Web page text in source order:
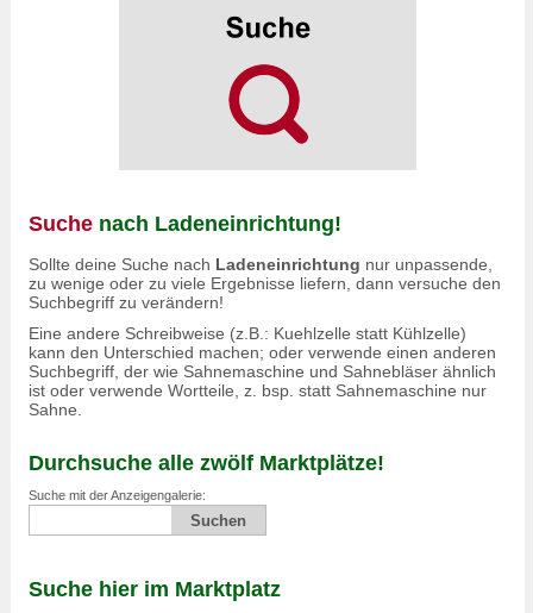
Suche nach Ladeneinrichtung!
Sollte deine Suche nach Ladeneinrichtung nur unpassende,
zu wenige oder zu viele Ergebnisse liefern, dann versuche den
Suchbegriff zu verändern!
Eine andere Schreibweise (z.B.: Kuehlzelle statt Kühlzelle)
kann den Unterschied machen; oder verwende einen anderen
Suchbegriff, der wie Sahnemaschine und Sahnebläser ähnlich
ist oder verwende Wortteile, z. bsp. statt Sahnemaschine nur
Sahne.
Durchsuche alle zwölf Marktplätze!
Suche mit der Anzeigengalerie:
Suche hier im Marktplatz